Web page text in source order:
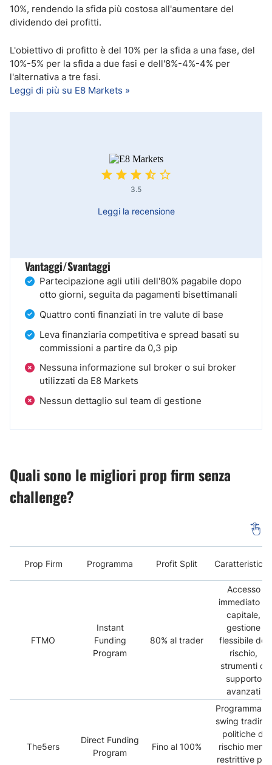
10%, rendendo la sfida più costosa all'aumentare del
dividendo dei profitti.
L'obiettivo di profitto è del 10% per la sfida a una fase, del
10%-5% per la sfida a due fasi e dell'8%-4%-4% per
l'alternativa a tre fasi.
Leggi di più su E8 Markets »
3.5
Leggi la recensione
Vantaggi/Svantaggi
Partecipazione agli utili dell'80% pagabile dopo
otto giorni, seguita da pagamenti bisettimanali
Quattro conti finanziati in tre valute di base
Leva finanziaria competitiva e spread basati su
commissioni a partire da 0,3 pip
Nessuna informazione sul broker o sui broker
utilizzati da E8 Markets
Nessun dettaglio sul team di gestione
Quali sono le migliori prop firm senza
challenge?
Prop Firm Programma Profit Split Caratteristiche
FTMO
Instant
Funding
Program
80% al trader
Accesso
immediato al
capitale,
gestione
flessibile del
rischio,
strumenti di
supporto
avanzati
The5ers
Direct Funding
Program
Fino al 100%
Programma di
swing trading,
politiche di
rischio meno
restrittive per